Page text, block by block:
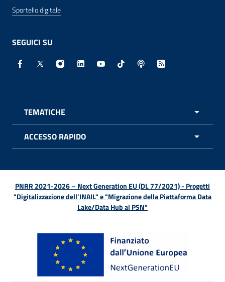
Sportello digitale
SEGUICI SU
Facebook - Sito esterno - Apertura in nuova finestra
X - Sito esterno - Apertura in nuova finestra
Instagram - Sito esterno - Apertura in
Linkedin - Sito esterno - Apertura in
Youtube - Sito esterno -
TikTok - Sito esterno -
Spreaker - Sito
Feed RSS -
TEMATICHE
ACCESSO RAPIDO
PNRR 2021-2026 – Next Generation EU (DL 77/2021) - Progetti
"Digitalizzazione dell’INAIL" e "Migrazione della Piattaforma Data
Lake/Data Hub al PSN"